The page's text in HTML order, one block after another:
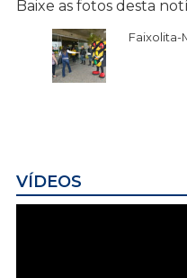
Baixe as fotos desta
Faixolita-
VÍDEOS